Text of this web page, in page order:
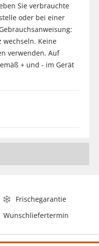
Sie verbrauchte
oder bei einer
wechseln. Keine
verwenden. Auf
+ und - im Gerät
Frischegarantie
Wunschliefertermin